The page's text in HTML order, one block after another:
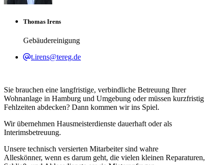
Thomas Irens
Gebäudereinigung
t.irens@tereg.de
Sie brauchen eine langfristige, verbindliche Betreuung Ihrer
Wohnanlage in Hamburg und Umgebung oder müssen kurzfristig
Fehlzeiten abdecken? Dann kommen wir ins Spiel.
Wir übernehmen Hausmeisterdienste dauerhaft oder als
Interimsbetreuung.
Unsere technisch versierten Mitarbeiter sind wahre
Alleskönner, wenn es darum geht, die vielen kleinen Reparaturen,